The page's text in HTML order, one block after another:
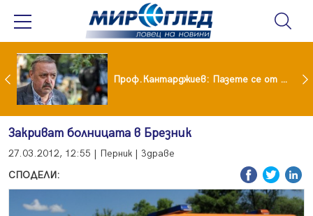
килограмова жена! Искаше бърза печалба... Проф.Кантарджиев: Пазете се от комарите и полово предаваните инфекции
Закриват болницата в Брезник
27.03.2012, 12:55 | Перник | Здраве
СПОДЕЛИ: